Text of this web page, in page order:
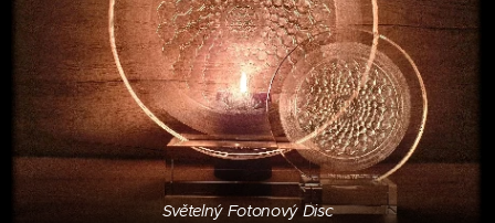
Světelný Fotonový Disc